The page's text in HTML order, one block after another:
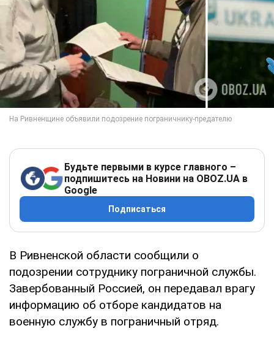
Будьте первыми в курсе главного –
подпишитесь на Новини на OBOZ.UA в
Google
Подписаться
В Ривненской области сообщили о
подозрении сотруднику пограничной службы.
Завербованный Россией, он передавал врагу
информацию об отборе кандидатов на
военную службу в пограничный отряд.